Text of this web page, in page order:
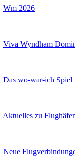
Wm 2026
Viva Wyndham
Das wo-war-ich Spiel
Aktuelles zu
Neue